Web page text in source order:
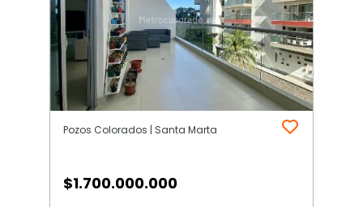
Pozos Colorados | Santa Marta
$1.700.000.000